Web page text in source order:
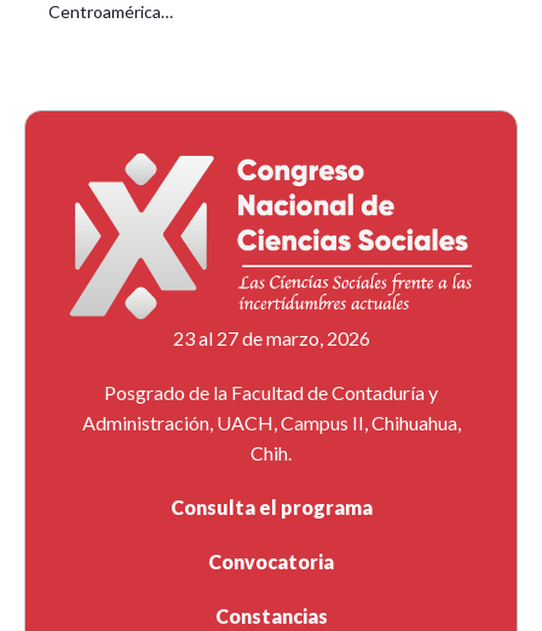
Centroamérica…
23 al 27 de marzo, 2026
Posgrado de la Facultad de Contaduría y
Administración, UACH, Campus II, Chihuahua,
Chih.
Consulta el programa
Convocatoria
Constancias